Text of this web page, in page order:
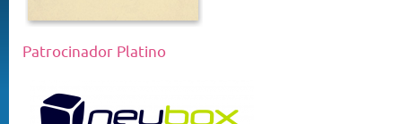
Patrocinador Platino